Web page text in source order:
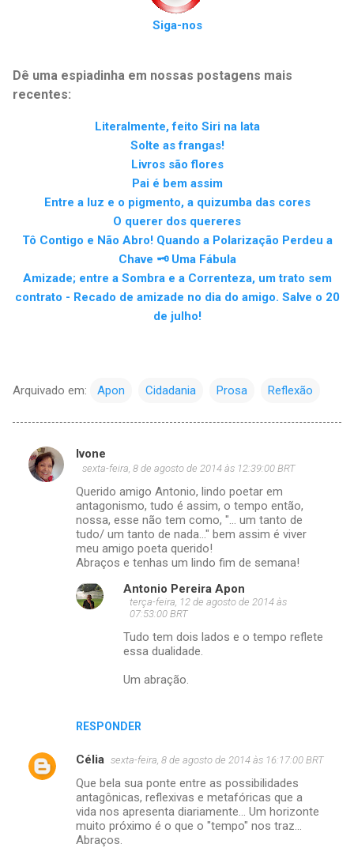
Siga-nos
Dê uma espiadinha em nossas postagens mais
recentes:
Literalmente, feito Siri na lata
Solte as frangas!
Livros são flores
Pai é bem assim
Entre a luz e o pigmento, a quizumba das cores
O querer dos quereres
Tô Contigo e Não Abro! Quando a Polarização Perdeu a
Chave 🗝️ Uma Fábula
Amizade; entre a Sombra e a Correnteza, um trato sem
contrato - Recado de amizade no dia do amigo. Salve o 20
de julho!
Arquivado em: Apon Cidadania Prosa Reflexão
C
o
Ivone
sexta-feira, 8 de agosto de 2014 às 12:39:00 BRT
Querido amigo Antonio, lindo poetar em
antagonismo, tudo é assim, o tempo então,
nossa, esse não tem como, "... um tanto de
tudo/ um tanto de nada..." bem assim é viver
meu amigo poeta querido!
Abraços e tenhas um lindo fim de semana!
RESPONDER
Antonio Pereira Apon
terça-feira, 12 de agosto de 2014 às
07:53:00 BRT
Tudo tem dois lados e o tempo reflete
essa dualidade.
Um abração.
Célia sexta-feira, 8 de agosto de 2014 às 16:17:00 BRT
Que bela sua ponte entre as possibilidades
antagônicas, reflexivas e metafóricas que a
vida nos apresenta diariamente... Um horizonte
muito próximo é o que o "tempo" nos traz...
Abraços.